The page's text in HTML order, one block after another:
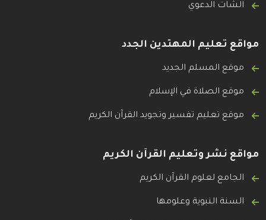
الشات الدعوي
مواقع تعليم المهتدين الجدد
موقع المسلم الجديد
موقع الصلاة في الإسلام
موقع تعليم تفسير وتجويد القرآن الكريم
مواقع نشر وتعليم القرآن الكريم
الجامع لعلوم القرآن الكريم
السنة النبوية وعلومها